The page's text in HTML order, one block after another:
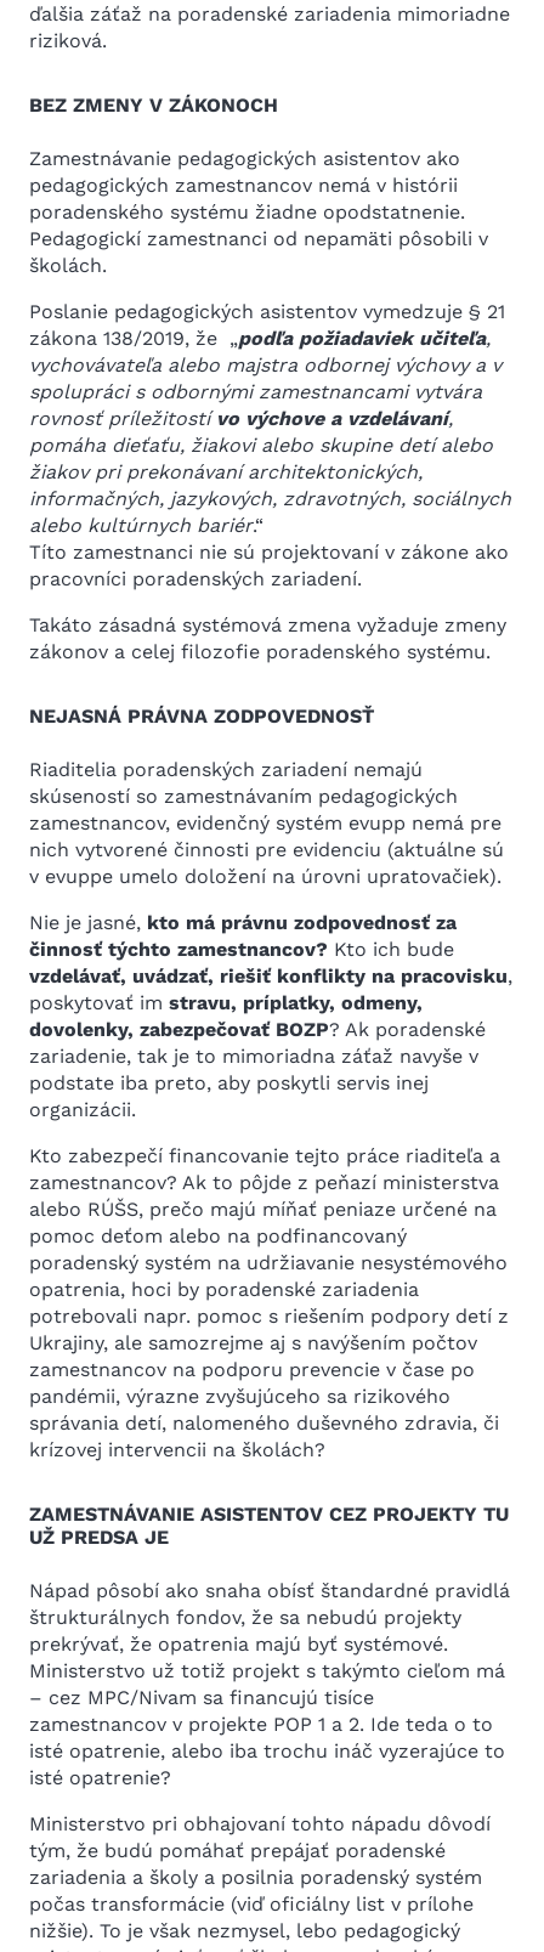
ďalšia záťaž na poradenské zariadenia mimoriadne
riziková.
BEZ ZMENY V ZÁKONOCH
Zamestnávanie pedagogických asistentov ako
pedagogických zamestnancov nemá v histórii
poradenského systému žiadne opodstatnenie.
Pedagogickí zamestnanci od nepamäti pôsobili v
školách.
Poslanie pedagogických asistentov vymedzuje § 21
zákona 138/2019, že „podľa požiadaviek učiteľa,
vychovávateľa alebo majstra odbornej výchovy a v
spolupráci s odbornými zamestnancami vytvára
rovnosť príležitostí vo výchove a vzdelávaní,
pomáha dieťaťu, žiakovi alebo skupine detí alebo
žiakov pri prekonávaní architektonických,
informačných, jazykových, zdravotných, sociálnych
alebo kultúrnych bariér.“
Títo zamestnanci nie sú projektovaní v zákone ako
pracovníci poradenských zariadení.
Takáto zásadná systémová zmena vyžaduje zmeny
zákonov a celej filozofie poradenského systému.
NEJASNÁ PRÁVNA ZODPOVEDNOSŤ
Riaditelia poradenských zariadení nemajú
skúseností so zamestnávaním pedagogických
zamestnancov, evidenčný systém evupp nemá pre
nich vytvorené činnosti pre evidenciu (aktuálne sú
v evuppe umelo doložení na úrovni upratovačiek).
Nie je jasné, kto má právnu zodpovednosť za
činnosť týchto zamestnancov? Kto ich bude
vzdelávať, uvádzať, riešiť konflikty na pracovisku,
poskytovať im stravu, príplatky, odmeny,
dovolenky, zabezpečovať BOZP? Ak poradenské
zariadenie, tak je to mimoriadna záťaž navyše v
podstate iba preto, aby poskytli servis inej
organizácii.
Kto zabezpečí financovanie tejto práce riaditeľa a
zamestnancov? Ak to pôjde z peňazí ministerstva
alebo RÚŠS, prečo majú míňať peniaze určené na
pomoc deťom alebo na podfinancovaný
poradenský systém na udržiavanie nesystémového
opatrenia, hoci by poradenské zariadenia
potrebovali napr. pomoc s riešením podpory detí z
Ukrajiny, ale samozrejme aj s navýšením počtov
zamestnancov na podporu prevencie v čase po
pandémii, výrazne zvyšujúceho sa rizikového
správania detí, nalomeného duševného zdravia, či
krízovej intervencii na školách?
ZAMESTNÁVANIE ASISTENTOV CEZ PROJEKTY TU
UŽ PREDSA JE
Nápad pôsobí ako snaha obísť štandardné pravidlá
štrukturálnych fondov, že sa nebudú projekty
prekrývať, že opatrenia majú byť systémové.
Ministerstvo už totiž projekt s takýmto cieľom má
– cez MPC/Nivam sa financujú tisíce
zamestnancov v projekte POP 1 a 2. Ide teda o to
isté opatrenie, alebo iba trochu ináč vyzerajúce to
isté opatrenie?
Ministerstvo pri obhajovaní tohto nápadu dôvodí
tým, že budú pomáhať prepájať poradenské
zariadenia a školy a posilnia poradenský systém
počas transformácie (viď oficiálny list v prílohe
nižšie). To je však nezmysel, lebo pedagogický